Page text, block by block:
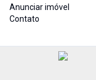
Anunciar imóvel
Contato